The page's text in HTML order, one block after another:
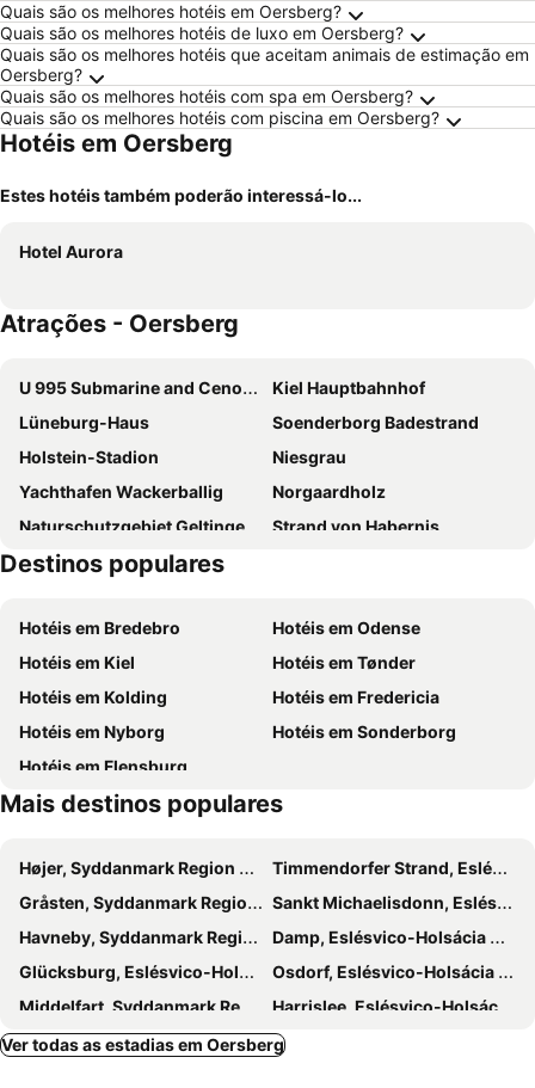
Quais são os melhores hotéis em Oersberg?
Quais são os melhores hotéis de luxo em Oersberg?
Quais são os melhores hotéis que aceitam animais de estimação em
Oersberg?
Quais são os melhores hotéis com spa em Oersberg?
Quais são os melhores hotéis com piscina em Oersberg?
Hotéis em Oersberg
Estes hotéis também poderão interessá-lo...
Hotel Aurora
Atrações - Oersberg
U 995 Submarine and Cenotaph
Kiel Hauptbahnhof
Lüneburg-Haus
Soenderborg Badestrand
Holstein-Stadion
Niesgrau
Yachthafen Wackerballig
Norgaardholz
Naturschutzgebiet Geltinger Birk
Strand von Habernis
Tolk-Schau Amusement Park
Sluice System in Kiel-Holtenau
Aabenraa Museum - Sønderjyllands Søfartsmuseum
Rømø-Sylt Linie
Dorfschänke
Kieler Weihnachtsmarkt
San Marco
Sønderborg Airport
Destinos populares
Hotéis em Bredebro
Hotéis em Odense
Hotéis em Kiel
Hotéis em Tønder
Hotéis em Kolding
Hotéis em Fredericia
Hotéis em Nyborg
Hotéis em Sonderborg
Hotéis em Flensburg
Mais destinos populares
Højer, Syddanmark Region Hotéis
Timmendorfer Strand, Eslésvico-Holsácia Hotéis
Gråsten, Syddanmark Region Hotéis
Sankt Michaelisdonn, Eslésvico-Holsácia Hotéis
Havneby, Syddanmark Region Hotéis
Damp, Eslésvico-Holsácia Hotéis
Glücksburg, Eslésvico-Holsácia Hotéis
Osdorf, Eslésvico-Holsácia Hotéis
Middelfart, Syddanmark Region Hotéis
Harrislee, Eslésvico-Holsácia Hotéis
Fåborg, Syddanmark Region Hotéis
Svendborg, Syddanmark Region Hotéis
Ver todas as estadias em Oersberg